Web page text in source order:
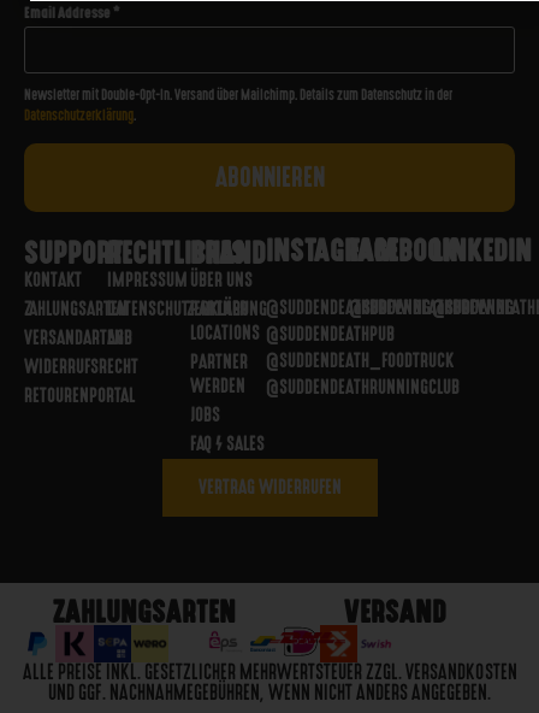
Email Addresse*
Newsletter mit Double-Opt-In. Versand über Mailchimp. Details zum Datenschutz in der
Datenschutzerklärung.
SUPPORT
KONTAKT
ZAHLUNGSARTEN
VERSANDARTEN
WIDERRUFSRECHT
RETOURENPORTAL
RECHTLICHES
IMPRESSUM
DATENSCHUTZERKLÄRUNG
AGB
BRAND
ÜBER UNS
PARTNER
LOCATIONS
PARTNER
WERDEN
JOBS
FAQ / SALES
INSTAGRAM
@SUDDENDEATHBREWING
@SUDDENDEATHPUB
@SUDDENDEATH_FOODTRUCK
@SUDDENDEATHRUNNINGCLUB
FACEBOOK
@SUDDENDEATHBREWING
LINKEDIN
VERTRAG WIDERRUFEN
ZAHLUNGSARTEN VERSAND
ALLE PREISE INKL. GESETZLICHER MEHRWERTSTEUER ZZGL. VERSANDKOSTEN
UND GGF. NACHNAHMEGEBÜHREN, WENN NICHT ANDERS ANGEGEBEN.